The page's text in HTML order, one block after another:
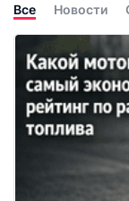
Все Новости